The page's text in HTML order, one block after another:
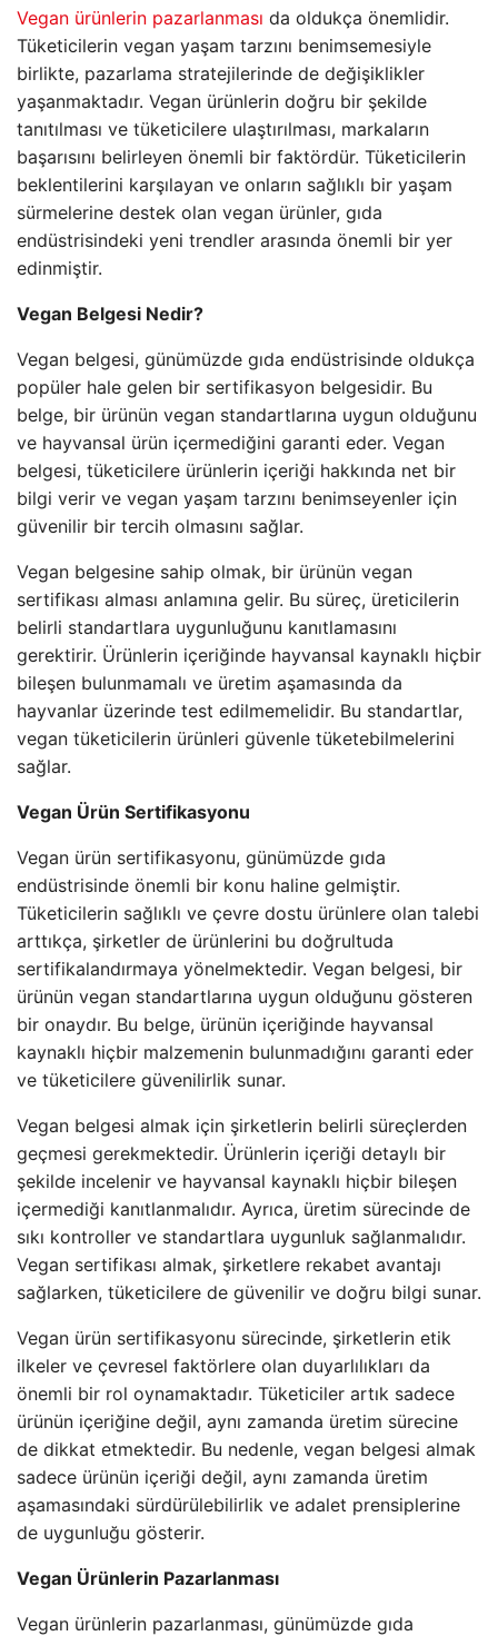
Vegan ürünlerin pazarlanması da oldukça önemlidir.
Tüketicilerin vegan yaşam tarzını benimsemesiyle
birlikte, pazarlama stratejilerinde de değişiklikler
yaşanmaktadır. Vegan ürünlerin doğru bir şekilde
tanıtılması ve tüketicilere ulaştırılması, markaların
başarısını belirleyen önemli bir faktördür. Tüketicilerin
beklentilerini karşılayan ve onların sağlıklı bir yaşam
sürmelerine destek olan vegan ürünler, gıda
endüstrisindeki yeni trendler arasında önemli bir yer
edinmiştir.
Vegan Belgesi Nedir?
Vegan belgesi, günümüzde gıda endüstrisinde oldukça
popüler hale gelen bir sertifikasyon belgesidir. Bu
belge, bir ürünün vegan standartlarına uygun olduğunu
ve hayvansal ürün içermediğini garanti eder. Vegan
belgesi, tüketicilere ürünlerin içeriği hakkında net bir
bilgi verir ve vegan yaşam tarzını benimseyenler için
güvenilir bir tercih olmasını sağlar.
Vegan belgesine sahip olmak, bir ürünün vegan
sertifikası alması anlamına gelir. Bu süreç, üreticilerin
belirli standartlara uygunluğunu kanıtlamasını
gerektirir. Ürünlerin içeriğinde hayvansal kaynaklı hiçbir
bileşen bulunmamalı ve üretim aşamasında da
hayvanlar üzerinde test edilmemelidir. Bu standartlar,
vegan tüketicilerin ürünleri güvenle tüketebilmelerini
sağlar.
Vegan Ürün Sertifikasyonu
Vegan ürün sertifikasyonu, günümüzde gıda
endüstrisinde önemli bir konu haline gelmiştir.
Tüketicilerin sağlıklı ve çevre dostu ürünlere olan talebi
arttıkça, şirketler de ürünlerini bu doğrultuda
sertifikalandırmaya yönelmektedir. Vegan belgesi, bir
ürünün vegan standartlarına uygun olduğunu gösteren
bir onaydır. Bu belge, ürünün içeriğinde hayvansal
kaynaklı hiçbir malzemenin bulunmadığını garanti eder
ve tüketicilere güvenilirlik sunar.
Vegan belgesi almak için şirketlerin belirli süreçlerden
geçmesi gerekmektedir. Ürünlerin içeriği detaylı bir
şekilde incelenir ve hayvansal kaynaklı hiçbir bileşen
içermediği kanıtlanmalıdır. Ayrıca, üretim sürecinde de
sıkı kontroller ve standartlara uygunluk sağlanmalıdır.
Vegan sertifikası almak, şirketlere rekabet avantajı
sağlarken, tüketicilere de güvenilir ve doğru bilgi sunar.
Vegan ürün sertifikasyonu sürecinde, şirketlerin etik
ilkeler ve çevresel faktörlere olan duyarlılıkları da
önemli bir rol oynamaktadır. Tüketiciler artık sadece
ürünün içeriğine değil, aynı zamanda üretim sürecine
de dikkat etmektedir. Bu nedenle, vegan belgesi almak
sadece ürünün içeriği değil, aynı zamanda üretim
aşamasındaki sürdürülebilirlik ve adalet prensiplerine
de uygunluğu gösterir.
Vegan Ürünlerin Pazarlanması
Vegan ürünlerin pazarlanması, günümüzde gıda